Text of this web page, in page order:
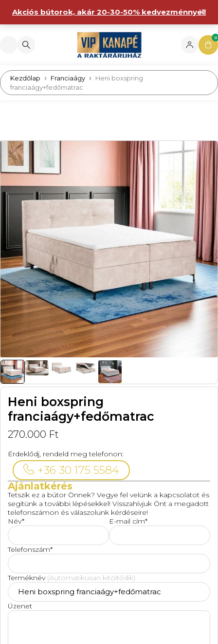
Akciós bútorok, akár 20-30-50% kedvezménnyel!
0
Kezdőlap Franciaágy
Heni boxspring
franciaágy+fedőmatrac
Heni boxspring
franciaágy+fedőmatrac
270.000 Ft
Érdeklődj, rendeld meg telefonon:
+36 30 175 5584
Ajánlatkérés
Tetszik ez a bútor Önnek? Vegye fel velünk a kapcsolatot és
segítünk a további lépésekkel! Visszahívjuk Önt a megadott
telefonszámon és válaszolunk kérdéseire!
Név*
E-mail cím*
Telefonszám*
Terméknév (Automatikusan kitöltődik)
Üzenet